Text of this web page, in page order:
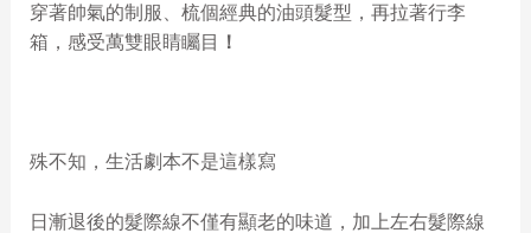
穿著帥氣的制服、梳個經典的油頭髮型，再拉著行李
箱，感受萬雙眼睛矚目
！
殊不知，生活劇本不是這樣寫
日漸退後的髮際線不僅有顯老的味道，加上左右髮際線